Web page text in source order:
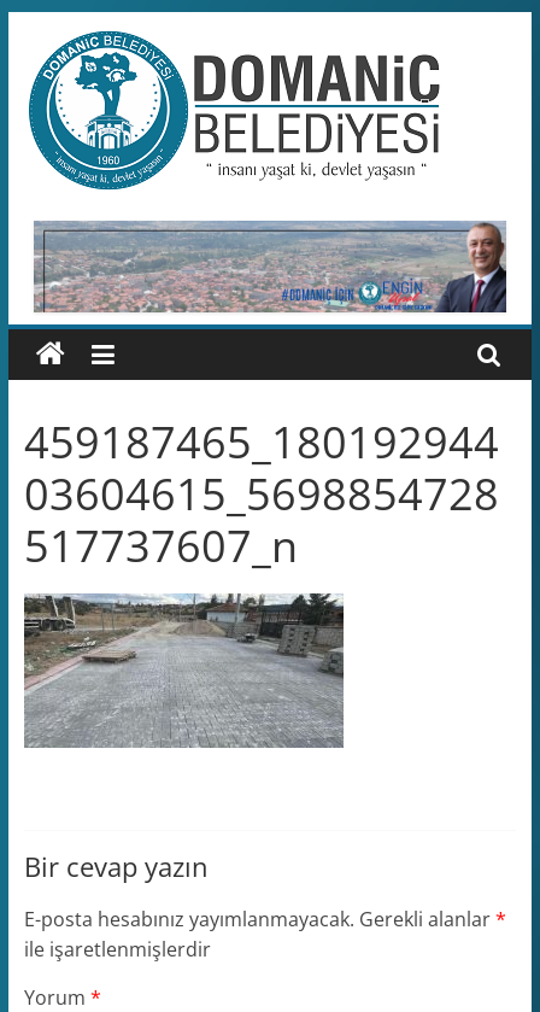
content
Domaniç
Belediyesi
T.C.
DOMANİÇ
BELEDİYESİ
RESMİ
WEB
459187465_180192944
03604615_5698854728
517737607_n
Bir cevap yazın
E-posta hesabınız yayımlanmayacak. Gerekli alanlar*
ile işaretlenmişlerdir
Yorum *